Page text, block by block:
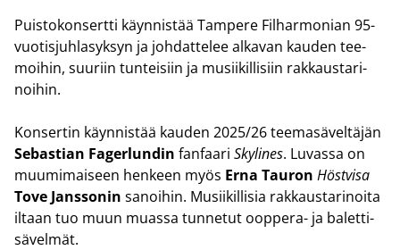
Puis­to­kon­sert­ti käyn­nis­tää Tam­pe­re Fil­har­mo­nian 95-​
vuotisjuhlasyksyn ja joh­dat­te­lee al­ka­van kau­den tee­
moi­hin, suu­riin tun­tei­siin ja musii­kil­li­siin rak­kaus­ta­ri­
noi­hin.
Kon­ser­tin käyn­nis­tää kau­den 2025/26 tee­ma­sä­vel­tä­jän
Se­bas­tian Fa­ger­lun­din fan­faa­ri Sky­li­nes. Lu­vas­sa on
muu­mi­mai­seen hen­keen myös Erna Tau­ron Höst­vi­sa
Tove Jans­so­nin sa­noi­hin. Musii­kil­li­sia rak­kaus­ta­ri­noi­ta
il­taan tuo muun muas­sa tun­ne­tut ooppera-​ ja ba­let­ti­
sä­vel­mät.